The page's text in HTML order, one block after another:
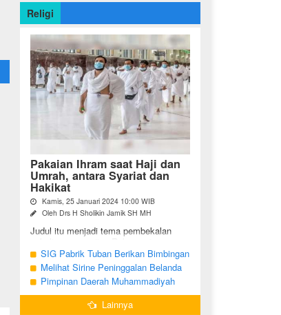
Religi
Pakaian Ihram saat Haji dan
Umrah, antara Syariat dan
Hakikat
Kamis, 25 Januari 2024 10:00 WIB
Oleh Drs H Sholikin Jamik SH MH
Judul itu menjadi tema pembekalan
(24/01/2024) di Masjid Nabawi al
Munawaroh, Madinah, kepada jemaah
umrah dari ...
SIG Pabrik Tuban Berikan Bimbingan
Manasik Haji kepada CJH Kabupaten
Tuban
Melihat Sirine Peninggalan Belanda
Penanda Buka Puasa di Pendopo
Bupati Blora
Pimpinan Daerah Muhammadiyah
Bojonegoro Akan Gelar Salat
Iduladha 9 Juli 2022
Lainnya